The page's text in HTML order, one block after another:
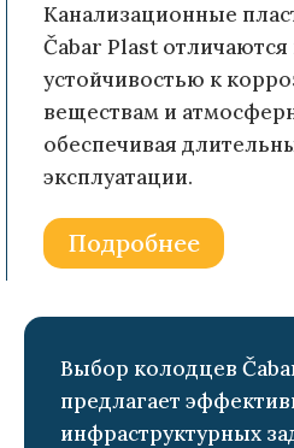
Канализационные
Čabar Plast
устойчивостью к
веществам и
обеспечивая
эксплуатации.
Подробнее
Выбор колодцев
предлагает
инфраструктурных